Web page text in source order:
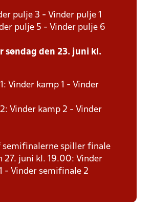
pulje 3 - Vinder pulje 1
pulje 5 - Vinder pulje 6
søndag den 23. juni kl.
Vinder kamp 1 - Vinder
Vinder kamp 2 - Vinder
semifinalerne spiller finale
27. juni kl. 19.00: Vinder
- Vinder semifinale 2